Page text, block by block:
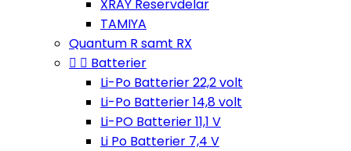
XRAY Reservdelar
TAMIYA
Quantum R samt RX
  Batterier
Li-Po Batterier 22,2 volt
Li-Po Batterier 14,8 volt
Li-PO Batterier 11,1 V
Li Po Batterier 7,4 V